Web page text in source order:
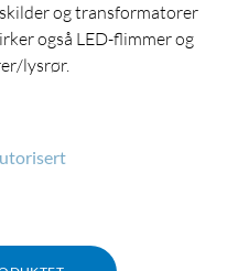
og transformatorer
også LED-flimmer og
lysrør.